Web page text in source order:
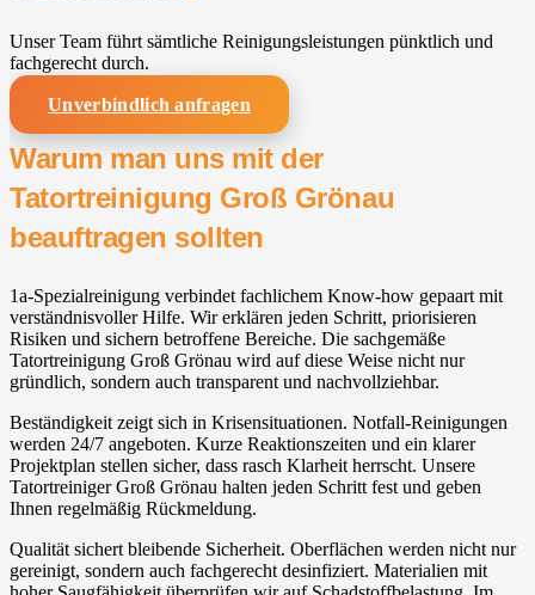
Unser Team führt sämtliche Reinigungsleistungen pünktlich und
fachgerecht durch.
Unverbindlich anfragen
Warum man uns mit der
Tatortreinigung Groß Grönau
beauftragen sollten
1a-Spezialreinigung verbindet fachlichem Know-how gepaart mit
verständnisvoller Hilfe. Wir erklären jeden Schritt, priorisieren
Risiken und sichern betroffene Bereiche. Die sachgemäße
Tatortreinigung Groß Grönau wird auf diese Weise nicht nur
gründlich, sondern auch transparent und nachvollziehbar.
Beständigkeit zeigt sich in Krisensituationen. Notfall-Reinigungen
werden 24/7 angeboten. Kurze Reaktionszeiten und ein klarer
Projektplan stellen sicher, dass rasch Klarheit herrscht. Unsere
Tatortreiniger Groß Grönau halten jeden Schritt fest und geben
Ihnen regelmäßig Rückmeldung.
Qualität sichert bleibende Sicherheit. Oberflächen werden nicht nur
gereinigt, sondern auch fachgerecht desinfiziert. Materialien mit